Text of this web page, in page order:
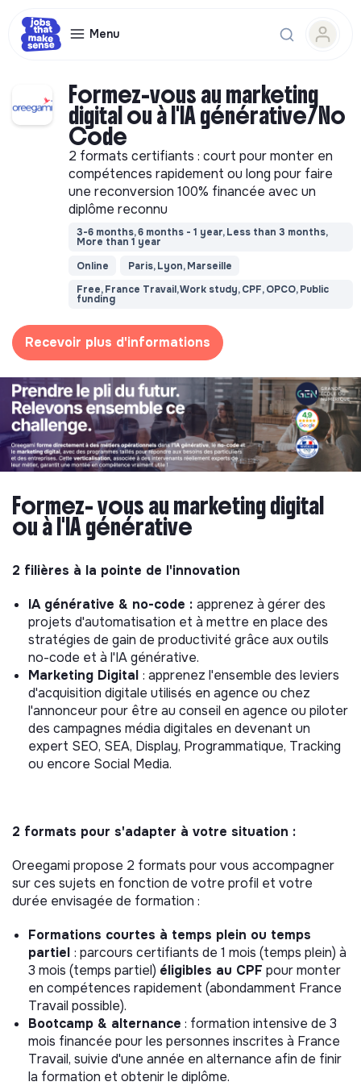
Menu
Formez-vous au marketing
digital ou à l'IA générative/No
Code
2 formats certifiants : court pour monter en
compétences rapidement ou long pour faire
une reconversion 100% financée avec un
diplôme reconnu
3-6 months, 6 months - 1 year, Less than 3 months,
More than 1 year
Online
Paris, Lyon, Marseille
Free, France Travail, Work study, CPF, OPCO, Public
funding
Recevoir plus d'informations
Formez- vous au marketing digital
ou à l'IA générative
2 filières à la pointe de l'innovation
IA générative & no-code : apprenez à gérer des
projets d'automatisation et à mettre en place des
stratégies de gain de productivité grâce aux outils
no-code et à l'IA générative.
Marketing Digital : apprenez l'ensemble des leviers
d'acquisition digitale utilisés en agence ou chez
l'annonceur pour être au conseil en agence ou piloter
des campagnes média digitales en devenant un
expert SEO, SEA, Display, Programmatique, Tracking
ou encore Social Media.
2 formats pour s'adapter à votre situation :
Oreegami propose 2 formats pour vous accompagner
sur ces sujets en fonction de votre profil et votre
durée envisagée de formation :
Formations courtes à temps plein ou temps
partiel : parcours certifiants de 1 mois (temps plein) à
3 mois (temps partiel) éligibles au CPF pour monter
en compétences rapidement (abondamment France
Travail possible).
Bootcamp & alternance : formation intensive de 3
mois financée pour les personnes inscrites à France
Travail, suivie d'une année en alternance afin de finir
la formation et obtenir le diplôme.